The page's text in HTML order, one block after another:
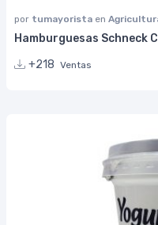
por tumayorista en
Hamburguesas Schneck
+218 Ventas